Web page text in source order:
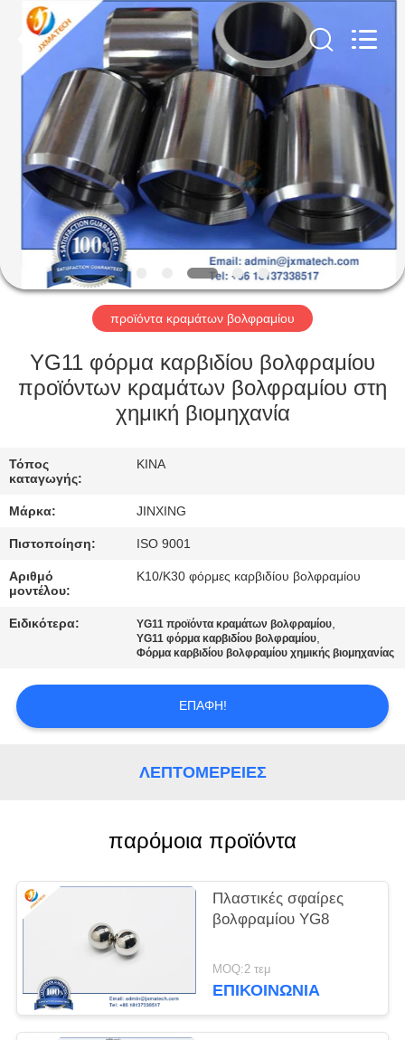
ΣΠΊΤΙ
ΠΡΟΪΌΝΤΑ
ΠΕΡΊΠΟΥ
ΕΜΕΊΣ
ΓΎΡΟΣ
ΕΡΓΟΣΤΑΣΊΩΝ
ΜΑΣ
ΕΠΑΦΉ
ΜΕ
ΕΙΔΉΣΕΙΣ
ΠΕΡΙΠΤΏΣΕΙΣ
ΈΝΑ
ΑΠΌΣΠΑΣΜΑ
PRIVACY
POLICY
Reserved.
Developed
ECER
προϊόντα κραμάτων βολφραμίου
YG11 φόρμα καρβιδίου βολφραμίου
προϊόντων κραμάτων βολφραμίου στη
χημική βιομηχανία
Τόπος
καταγωγής:
ΚΙΝΑ
Μάρκα: JINXING
Πιστοποίηση: ISO 9001
Αριθμό
μοντέλου:
K10/K30 φόρμες καρβιδίου βολφραμίου
Ειδικότερα: YG11 προϊόντα κραμάτων βολφραμίου,
YG11 φόρμα καρβιδίου βολφραμίου,
Φόρμα καρβιδίου βολφραμίου χημικής βιομηχανίας
ΕΠΑΦΉ!
ΛΕΠΤΟΜΈΡΕΙΕΣ
παρόμοια προϊόντα
Πλαστικές σφαίρες
βολφραμίου YG8
MOQ:2 τεμ
ΕΠΙΚΟΙΝΩΝΊΑ